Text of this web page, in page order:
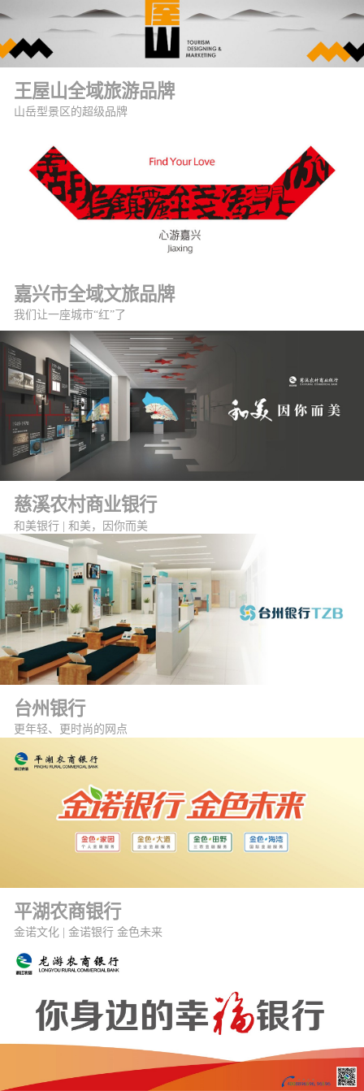
王屋山全域旅游品牌
山岳型景区的超级品牌
嘉兴市全域文旅品牌
我们让一座城市“红”了
慈溪农村商业银行
和美银行 | 和美，因你而美
台州银行
更年轻、更时尚的网点
平湖农商银行
金诺文化 | 金诺银行 金色未来